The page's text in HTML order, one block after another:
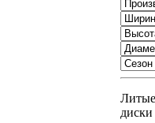
Литые
диски